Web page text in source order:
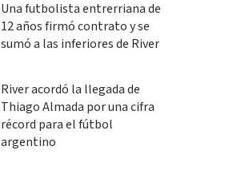
Una futbolista entrerriana de
12 años firmó contrato y se
sumó a las inferiores de River
River acordó la llegada de
Thiago Almada por una cifra
récord para el fútbol
argentino